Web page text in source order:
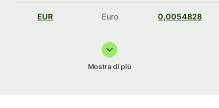
EUR Euro 0,0054828
Mostra di più